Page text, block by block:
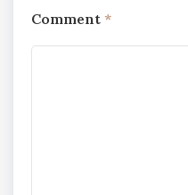
Comment *